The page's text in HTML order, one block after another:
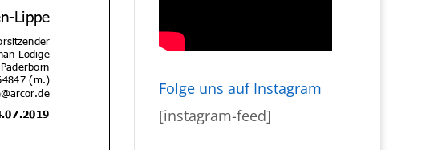
Folge uns auf Instagram
[instagram-feed]